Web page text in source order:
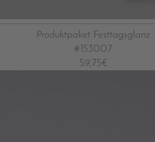
Produktpaket Festtagsglanz
#153007
59,75€